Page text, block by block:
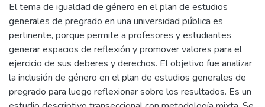
El tema de igualdad de género en el plan de estudios
generales de pregrado en una universidad pública es
pertinente, porque permite a profesores y estudiantes
generar espacios de reflexión y promover valores para el
ejercicio de sus deberes y derechos. El objetivo fue analizar
la inclusión de género en el plan de estudios generales de
pregrado para luego reflexionar sobre los resultados. Es un